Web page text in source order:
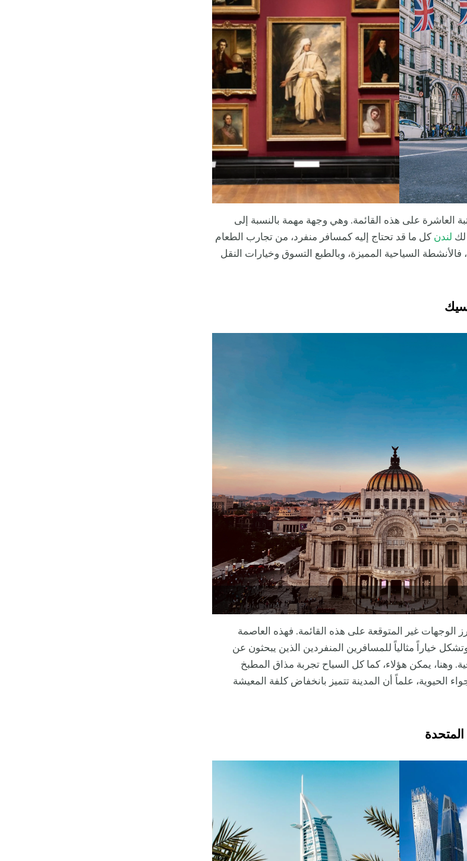
العاشرة على هذه القائمة. وهي وجهة مهمة بالنسبة إلى
لك لندن كل ما قد تحتاج إليه كمسافر منفرد، من تجارب الطعام
فالأنشطة السياحية المميزة، وبالطبع التسوق وخيارات النقل
غير المتوقعة على هذه القائمة. فهذه العاصمة
وتشكل خياراً مثالياً للمسافرين المنفردين الذين يبحثون عن
وهنا، يمكن هؤلاء، كما كل السياح تجربة مذاق المطبخ
الحيوية، علماً أن المدينة تتميز بانخفاض كلفة المعيشة